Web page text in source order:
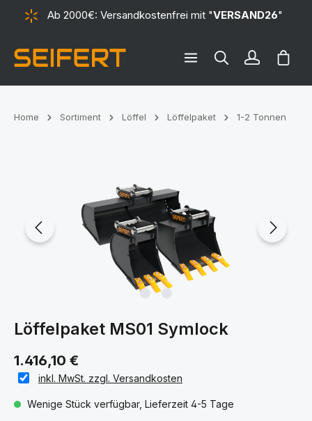
springenAb 2000€: Versandkostenfrei mit "VERSAND26"
Home Sortiment Löffel Löffelpaket 1-2 Tonnen
Löffelpaket MS01 Symlock
1.416,10 €
inkl. MwSt. zzgl. Versandkosten
Wenige Stück verfügbar, Lieferzeit 4-5 Tage